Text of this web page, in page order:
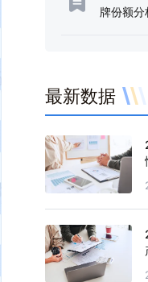
牌份额
最新数据